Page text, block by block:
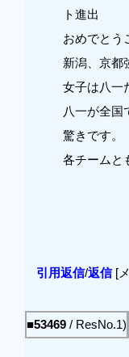
ト進出
おめでとう
新潟、京都
女子は八一
八一が全国
驚きです。
各チームと
引用返信/返信[
■53469 / ResNo.1)